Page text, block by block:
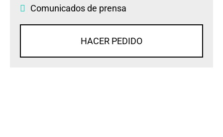
Comunicados de prensa
HACER PEDIDO